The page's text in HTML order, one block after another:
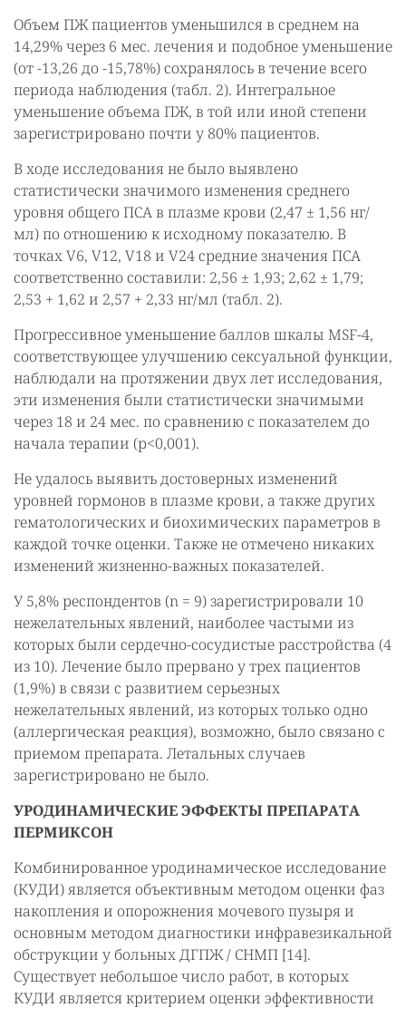
Объем ПЖ пациентов уменьшился в среднем на
14,29% через 6 мес. лечения и подобное уменьшение
(от -13,26 до -15,78%) сохранялось в течение всего
периода наблюдения (табл. 2). Интегральное
уменьшение объема ПЖ, в той или иной степени
зарегистрировано почти у 80% пациентов.
В ходе исследования не было выявлено
статистически значимого изменения среднего
уровня общего ПСА в плазме крови (2,47 ± 1,56 нг/
мл) по отношению к исходному показателю. В
точках V6, V12, V18 и V24 средние значения ПСА
соответственно составили: 2,56 ± 1,93; 2,62 ± 1,79;
2,53 + 1,62 и 2,57 + 2,33 нг/мл (табл. 2).
Прогрессивное уменьшение баллов шкалы MSF-4,
соответствующее улучшению сексуальной функции,
наблюдали на протяжении двух лет исследования,
эти изменения были статистически значимыми
через 18 и 24 мес. по сравнению с показателем до
начала терапии (р<0,001).
Не удалось выявить достоверных изменений
уровней гормонов в плазме крови, а также других
гематологических и биохимических параметров в
каждой точке оценки. Также не отмечено никаких
изменений жизненно-важных показателей.
У 5,8% респондентов (n = 9) зарегистрировали 10
нежелательных явлений, наиболее частыми из
которых были сердечно-сосудистые расстройства (4
из 10). Лечение было прервано у трех пациентов
(1,9%) в связи с развитием серьезных
нежелательных явлений, из которых только одно
(аллергическая реакция), возможно, было связано с
приемом препарата. Летальных случаев
зарегистрировано не было.
УРОДИНАМИЧЕСКИЕ ЭФФЕКТЫ ПРЕПАРАТА
ПЕРМИКСОН
Комбинированное уродинамическое исследование
(КУДИ) является объективным методом оценки фаз
накопления и опорожнения мочевого пузыря и
основным методом диагностики инфравезикальной
обструкции у больных ДГПЖ / СНМП [14].
Существует небольшое число работ, в которых
КУДИ является критерием оценки эффективности